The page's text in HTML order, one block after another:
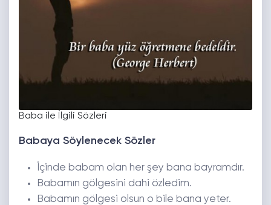
Baba ile İlgili Sözleri
Babaya Söylenecek Sözler
İçinde babam olan her şey bana bayramdır.
Babamın gölgesini dahi özledim.
Babamın gölgesi olsun o bile bana yeter.